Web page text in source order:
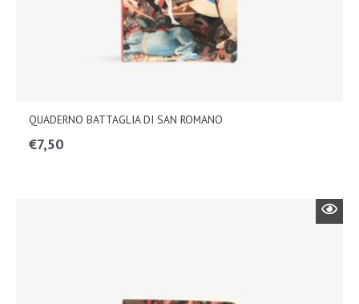
QUADERNO BATTAGLIA DI SAN ROMANO
€7,50